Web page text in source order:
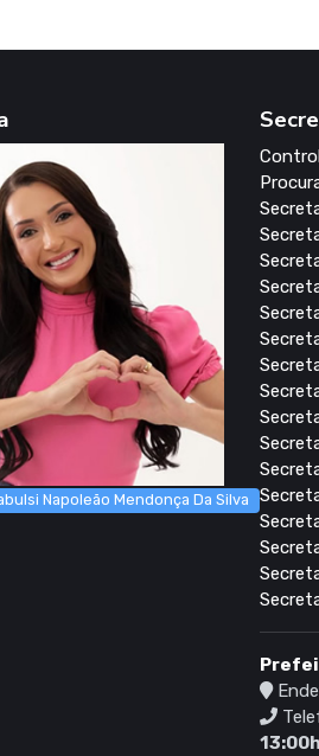
Napoleão Mendonça Da Silva